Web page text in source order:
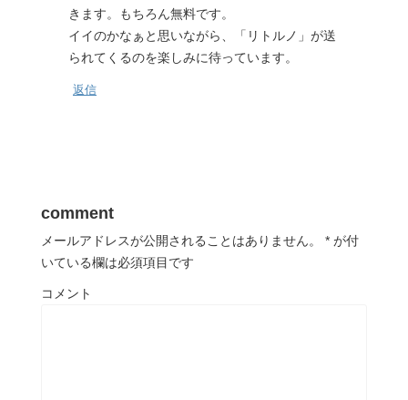
きます。もちろん無料です。
イイのかなぁと思いながら、「リトルノ」が送
られてくるのを楽しみに待っています。
返信
comment
メールアドレスが公開されることはありません。 * が付
いている欄は必須項目です
コメント